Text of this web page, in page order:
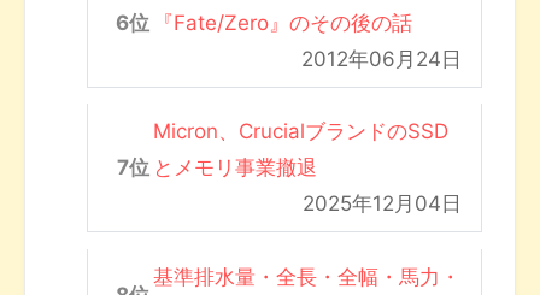
『Fate/Zero』のその後の話
2012年06月24日
Micron、CrucialブランドのSSD
とメモリ事業撤退
2025年12月04日
基準排水量・全長・全幅・馬力・